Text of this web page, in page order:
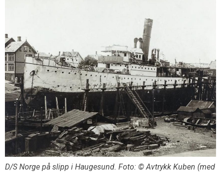
D/S Norge på slipp i Haugesund. Foto: © Avtrykk Kuben (med